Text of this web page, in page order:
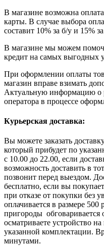
В магазине возможна
карты. В случае выбора
составит 10% за б/у и 15%
В магазине мы можем
кредит на самых выгодных
При оформлении оплаты
магазин вправе взимать
Актуальную информацию о
оператора в процессе
Курьерская доставка:
Вы можете заказать
который прибудет по
с 10.00 до 22.00, если
возможность доставить в
позвонит перед выездом.
бесплатно, если вы
при отказе от покупки без
оплачивается в размере
пригороды обговаривается
осматриваете устройство
указанной комплектации.
минутами.